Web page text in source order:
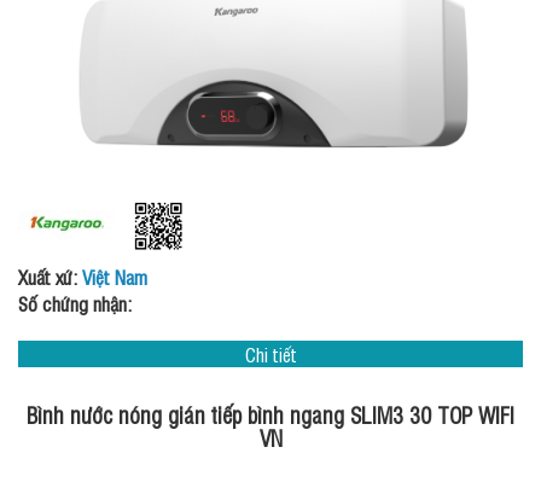
Xuất xứ:Việt Nam
Số chứng nhận:
Chi tiết
Bình nước nóng gián tiếp bình ngang SLIM3 30 TOP WIFI
VN